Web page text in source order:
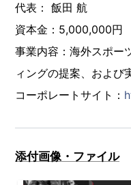
代表： 飯田 航
資本金：5,000,000円
事業内容：海外スポー
ィングの提案、およ
コーポレートサイト：
添付画像・ファイル